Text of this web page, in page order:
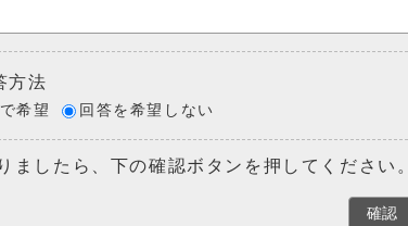
方法
希望 回答を希望しない
ましたら、下の確認ボタンを押してください。
確認